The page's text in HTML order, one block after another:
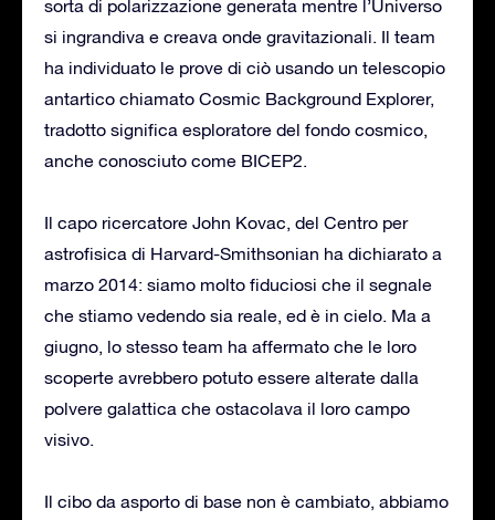
sorta di polarizzazione generata mentre l’Universo
si ingrandiva e creava onde gravitazionali. Il team
ha individuato le prove di ciò usando un telescopio
antartico chiamato Cosmic Background Explorer,
tradotto significa esploratore del fondo cosmico,
anche conosciuto come BICEP2.
Il capo ricercatore John Kovac, del Centro per
astrofisica di Harvard-Smithsonian ha dichiarato a
marzo 2014: siamo molto fiduciosi che il segnale
che stiamo vedendo sia reale, ed è in cielo. Ma a
giugno, lo stesso team ha affermato che le loro
scoperte avrebbero potuto essere alterate dalla
polvere galattica che ostacolava il loro campo
visivo.
Il cibo da asporto di base non è cambiato, abbiamo